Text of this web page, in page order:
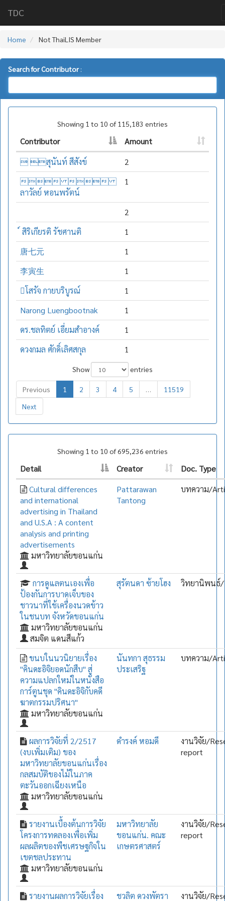
TDC
Home Not ThaiLIS Member
Search for Contributor:
Showing 1 to 10 of 115,183 entries
Contributor
Amount
 สุนันท์ สีสังข์
2
 
ลาวัลย์ หอนพรัตน์
1
2
์ สิริเกียรติ รัชศานติ
1
唐七元
1
李寅生
1
โสรัจ กายบริบูรณ์
1
Narong Luengbootnak
1
ดร.ชลทิตย์ เอี่ยมสำอางค์
1
ดวงกมล ศักดิ์เลิศสกุล
1
Show entries
Previous 1 2 3 4 5 …
11519
Next
Showing 1 to 10 of 695,236 entries
Detail Creator
Doc. Type
Cultural differences
and international
advertising in Thailand
and U.S.A : A content
analysis and printing
advertisements
มหาวิทยาลัยขอนแก่น
Pattarawan
Tantong
บทความ/
การดูแลตนเองเพื่อ
ป้องกันการบาดเจ็บของ
ชาวนาที่ใช้เครื่องนวดข้าว
ในชนบท จังหวัดขอนแก่น
มหาวิทยาลัยขอนแก่น
สมจิต แดนสีแก้ว
สุรัตนดา ซ้ายโฮง วิทยานิพนธ์/
ขนบในนวนิยายเรื่อง
"คินดะอิจิยอดนักสืบ" สู่
ความแปลกใหม่ในหนังสือ
การ์ตูนชุด "คินดะอิจิกับคดี
ฆาตกรรมปริศนา"
มหาวิทยาลัยขอนแก่น
นันทกา สุธรรม
ประเสริฐ
บทความ/
ผลการวิจัยที่ 2/2517
(งบเพิ่มเติม) ของ
มหาวิทยาลัยขอนแก่นเรื่อง
กลสมบัติของไม้ในภาค
ตะวันออกเฉียงเหนือ
มหาวิทยาลัยขอนแก่น
ดำรงค์ หอมดี
งานวิจัย/
report
รายงานเบื้องต้นการวิจัย
โครงการทดลองเพื่อเพิ่ม
ผลผลิตของพืชเศรษฐกิจใน
เขตชลประทาน
มหาวิทยาลัยขอนแก่น
มหาวิทยาลัย
ขอนแก่น. คณะ
เกษตรศาสตร์
งานวิจัย/
report
รายงานผลการวิจัยเรื่อง ชวลิต ดวงพัตรา งานวิจัย/